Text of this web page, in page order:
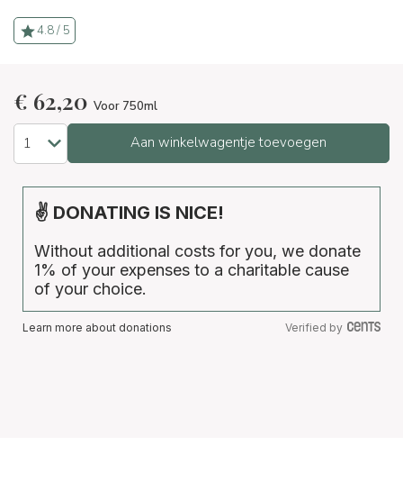
4.8 / 5
€ 62,20 Voor 750ml
Aan winkelwagentje toevoegen
✌ DONATING IS NICE!
Without additional costs for you, we donate
1% of your expenses to a charitable cause
of your choice.
Learn more about donations Verified by